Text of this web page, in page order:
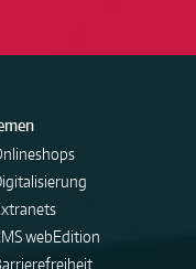
webEdition